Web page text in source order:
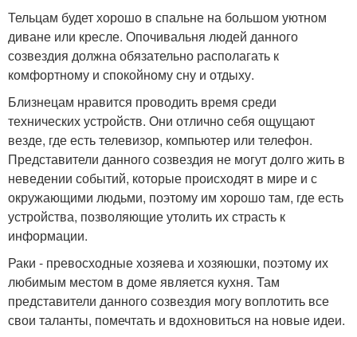
Тельцам будет хорошо в спальне на большом уютном
диване или кресле. Опочивальня людей данного
созвездия должна обязательно располагать к
комфортному и спокойному сну и отдыху.
Близнецам нравится проводить время среди
технических устройств. Они отлично себя ощущают
везде, где есть телевизор, компьютер или телефон.
Представители данного созвездия не могут долго жить в
неведении событий, которые происходят в мире и с
окружающими людьми, поэтому им хорошо там, где есть
устройства, позволяющие утолить их страсть к
информации.
Раки - превосходные хозяева и хозяюшки, поэтому их
любимым местом в доме является кухня. Там
представители данного созвездия могу воплотить все
свои таланты, помечтать и вдохновиться на новые идеи.